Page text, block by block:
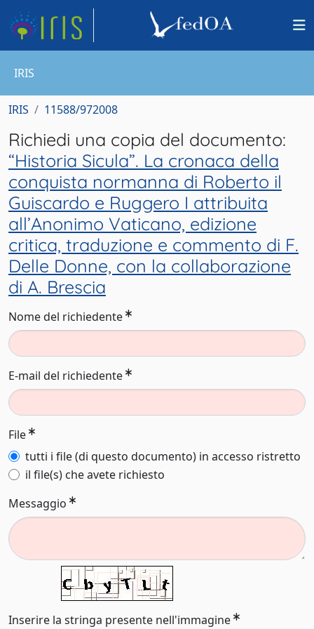
IRIS
IRIS 11588/972008
Richiedi una copia del documento:
“Historia Sicula”. La cronaca della
conquista normanna di Roberto il
Guiscardo e Ruggero I attribuita
all’Anonimo Vaticano, edizione
critica, traduzione e commento di F.
Delle Donne, con la collaborazione
di A. Brescia
Nome del richiedente
E-mail del richiedente
File
tutti i file (di questo documento) in accesso ristretto
il file(s) che avete richiesto
Messaggio
Inserire la stringa presente nell'immagine